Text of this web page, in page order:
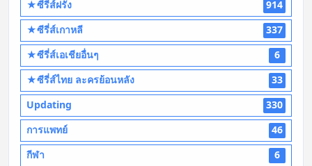
★ซีรี่ส์ฝรั่ง
914
★ซีรี่ส์เกาหลี
337
★ซีรี่ส์เอเชียอื่นๆ
6
★ซีรี่ส์ไทย ละครย้อนหลัง
33
Updating
330
การแพทย์
46
กีฬา
6